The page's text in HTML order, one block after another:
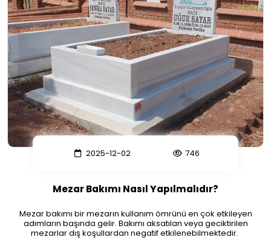
2025-12-02 746
Mezar Bakımı Nasıl Yapılmalıdır?
Mezar bakımı bir mezarın kullanım ömrünü en çok etkileyen
adımların başında gelir. Bakımı aksatılan veya geciktirilen
mezarlar dış koşullardan negatif etkilenebilmektedir.